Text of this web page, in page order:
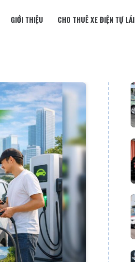
GIỚI THIỆU CHO THUÊ XE ĐIỆN TỰ LÁI